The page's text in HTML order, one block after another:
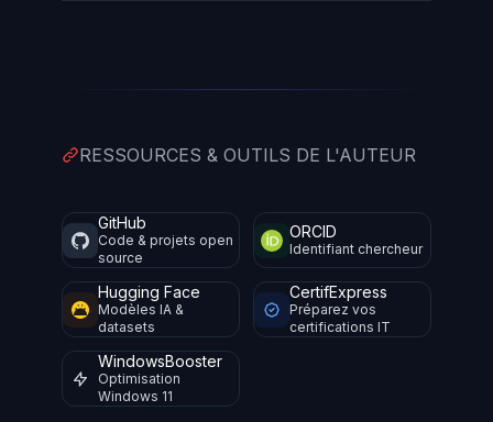
RESSOURCES & OUTILS DE L'AUTEUR
GitHub
Code & projets open
source
ORCID
Identifiant chercheur
Hugging Face
Modèles IA &
datasets
CertifExpress
Préparez vos
certifications IT
WindowsBooster
Optimisation
Windows 11